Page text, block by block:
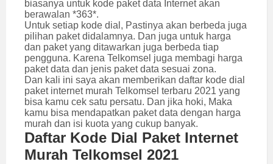
biasanya untuk kode paket data Internet akan
berawalan *363*.
Untuk setiap kode dial, Pastinya akan berbeda juga
pilihan paket didalamnya. Dan juga untuk harga
dan paket yang ditawarkan juga berbeda tiap
pengguna. Karena Telkomsel juga membagi harga
paket data dan jenis paket data sesuai zona.
Dan kali ini saya akan memberikan daftar kode dial
paket internet murah Telkomsel terbaru 2021 yang
bisa kamu cek satu persatu. Dan jika hoki, Maka
kamu bisa mendapatkan paket data dengan harga
murah dan isi kuota yang cukup banyak.
Daftar Kode Dial Paket Internet
Murah Telkomsel 2021